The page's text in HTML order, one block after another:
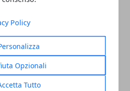
Policy
Opzionali
Tutto
Come evitare le truffe